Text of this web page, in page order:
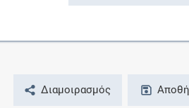
Διαμοιρασμός